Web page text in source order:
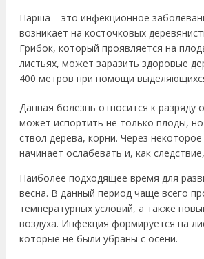
Парша – это инфекционное
возникает на косточковых
Грибок, который проявляется на
листьях, может заразить здоровые
400 метров при помощи
Данная болезнь относится к разряду
может испортить не только плоды, но
ствол дерева, корни. Через
начинает ослабевать и, как
Наиболее подходящее время для
весна. В данный период чаще всего
температурных условий, а также
воздуха. Инфекция формируется на
которые не были убраны с осени.